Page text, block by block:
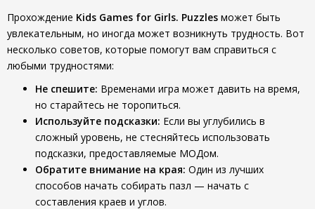
Прохождение Kids Games for Girls. Puzzles может быть
увлекательным, но иногда может возникнуть трудность. Вот
несколько советов, которые помогут вам справиться с
любыми трудностями:
Не спешите: Временами игра может давить на время,
но старайтесь не торопиться.
Используйте подсказки: Если вы углубились в
сложный уровень, не стесняйтесь использовать
подсказки, предоставляемые МОДом.
Обратите внимание на края: Один из лучших
способов начать собирать пазл — начать с
составления краев и углов.